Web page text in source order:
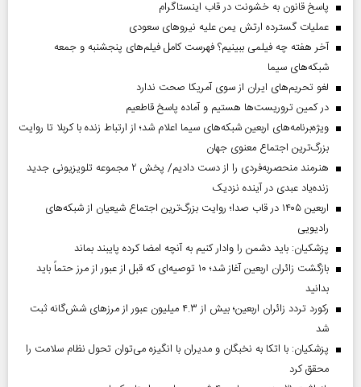
پاسخ قانون به خشونت در قاب اینستاگرام
عملیات گسترده ارتش یمن علیه نیروهای سعودی
آخر هفته چه فیلمی ببینیم؟ فهرست کامل فیلم‌های پنجشنبه و جمعه
شبکه‌های سیما
لغو تحریم‌های ایران از سوی آمریکا صحت ندارد
در کمین تروریست‌ها هستیم و آماده پاسخ قاطعیم
ویژه‌برنامه‌های اربعین شبکه‌های سیما اعلام شد؛ از ارتباط زنده با کربلا تا روایت
بزرگ‌ترین اجتماع معنوی جهان
هنرمند منحصر‌به‌فردی را از دست دادیم/ پخش ۲ مجموعه تلویزیونی جدید
زنده‌یاد عبدی در آینده نزدیک
اربعین ۱۴۰۵ در قاب صدا؛ روایت بزرگ‌ترین اجتماع شیعیان از شبکه‌های
رادیویی
پزشکیان: باید دشمن را وادار کنیم به آنچه امضا کرده پایبند بماند
بازگشت زائران اربعین آغاز شد؛ ۱۰ توصیه‌ای که قبل از عبور از مرز حتماً باید
بدانید
رکورد تردد زائران اربعین؛ بیش از ۴.۳ میلیون عبور از مرزهای شش‌گانه ثبت
شد
پزشکیان: با اتکا به نخبگان و مدیران با انگیزه می‌توان تحول نظام سلامت را
محقق کرد